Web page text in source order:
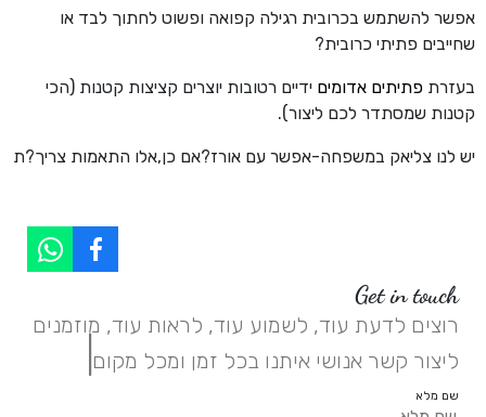
אפשר להשתמש בכרובית רגילה קפואה ופשוט לחתוך לבד או
שחייבים פתיתי כרובית?
בעזרת פתיתים אדומים ידיים רטובות יוצרים קציצות קטנות (הכי
קטנות שמסתדר לכם ליצור).
יש לנו צליאק במשפחה-אפשר עם אורז?אם כן,אלו התאמות צריך?ת
Get in touch
רוצים לדעת עוד, לשמוע עוד, לראות עוד, מוזמנים
ליצור קשר אנושי איתנו בכל זמן ומכל מקום.
|
שם מלא